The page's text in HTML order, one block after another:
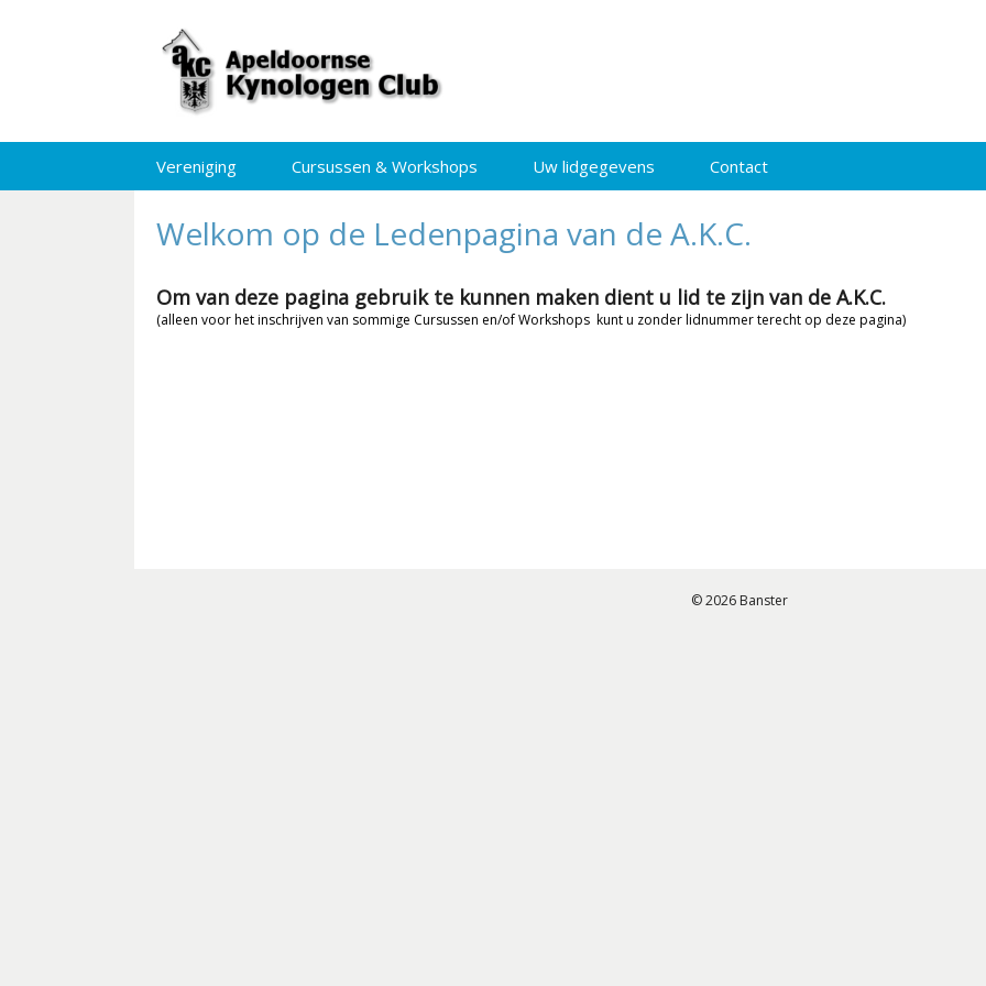
Vereniging Cursussen & Workshops Uw lidgegevens Contact
Welkom op de Ledenpagina van de A.K.C.
Om van deze pagina gebruik te kunnen maken dient u lid te zijn van de A.K.C.
(alleen voor het inschrijven van sommige Cursussen en/of Workshops kunt u zonder lidnummer terecht op deze pagina)
© 2026 Banster